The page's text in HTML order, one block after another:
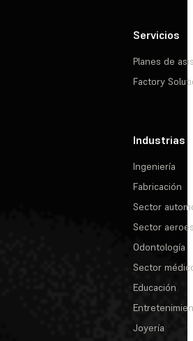
Servicios
Planes de
Factory
Industrias
Ingeniería
Fabricación
Sector
Sector
Odontología
Sector
Educación
Joyería